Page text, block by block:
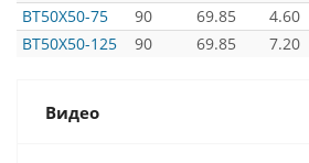
BT50X50-75
90 69.85 4.60
BT50X50-125
90 69.85 7.20
Видео